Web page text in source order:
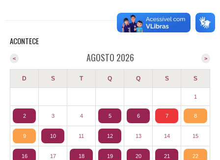
ACONTECE
AGOSTO 2026 >
<
D S T Q Q S S
1
2 3 4 5 6 7 8
9 10 11 12 13 14 15
16 17 18 19 20 21 22